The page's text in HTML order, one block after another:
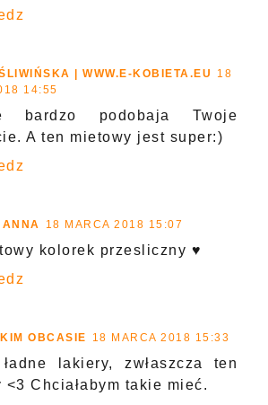
| WWW.E-KOBIETA.EU
18
14:55
bardzo podobaja Twoje
A ten mietowy jest super:)
18 MARCA 2018 15:07
kolorek przesliczny ♥
OBCASIE 18 MARCA 2018 15:33
lakiery, zwłaszcza ten
<3 Chciałabym takie mieć.